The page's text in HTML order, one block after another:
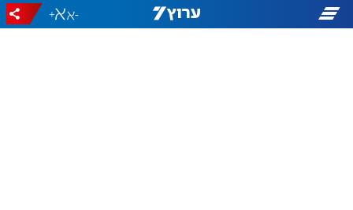
-
+